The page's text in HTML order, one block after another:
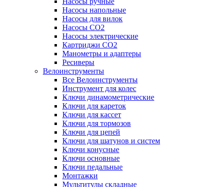
Насосы напольные
Насосы для вилок
Насосы CO2
Насосы электрические
Картриджи CO2
Манометры и адаптеры
Ресиверы
Велоинструменты
Все Велоинструменты
Инструмент для колес
Ключи динамометрические
Ключи для кареток
Ключи для кассет
Ключи для тормозов
Ключи для цепей
Ключи для шатунов и систем
Ключи конусные
Ключи основные
Ключи педальные
Монтажки
Мультитулы складные